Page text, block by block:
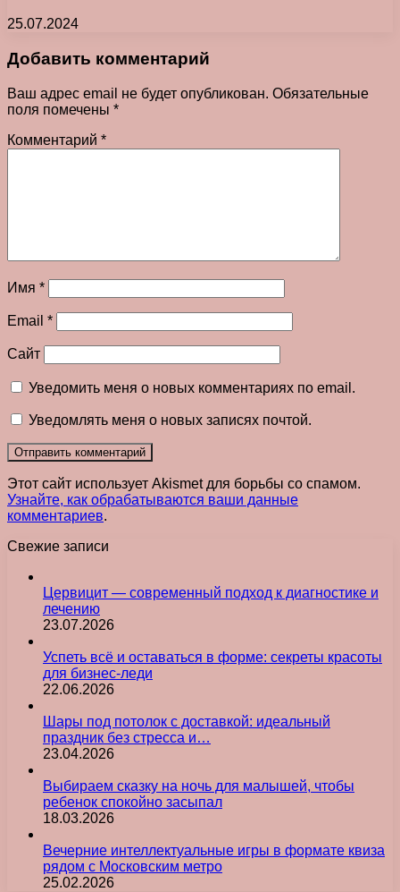
25.07.2024
Добавить комментарий
Ваш адрес email не будет опубликован. Обязательные
поля помечены *
Комментарий *
Имя *
Email *
Сайт
Уведомить меня о новых комментариях по email.
Уведомлять меня о новых записях почтой.
Этот сайт использует Akismet для борьбы со спамом.
Узнайте, как обрабатываются ваши данные
комментариев.
Свежие записи
Цервицит — современный подход к диагностике и
лечению
23.07.2026
Успеть всё и оставаться в форме: секреты красоты
для бизнес-леди
22.06.2026
Шары под потолок с доставкой: идеальный
праздник без стресса и…
23.04.2026
Выбираем сказку на ночь для малышей, чтобы
ребенок спокойно засыпал
18.03.2026
Вечерние интеллектуальные игры в формате квиза
рядом с Московским метро
25.02.2026